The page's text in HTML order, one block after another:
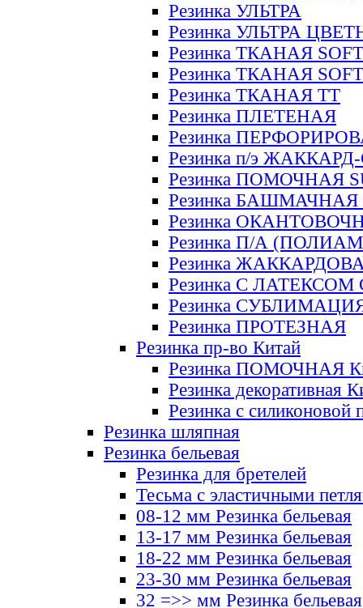
Резинка УЛЬТРА
Резинка УЛЬТРА
Резинка ТКАНАЯ SOFT
Резинка ТКАНАЯ
Резинка ТКАНАЯ ТТ
Резинка ПЛЕТЕНАЯ
Резинка
Резинка п/э
Резинка ПОМОЧНАЯ
Резинка БАШМАЧНАЯ
Резинка
Резинка П/А
Резинка
Резинка С ЛАТЕКСОМ
Резинка
Резинка ПРОТЕЗНАЯ
Резинка пр-во Китай
Резинка ПОМОЧНАЯ
Резинка декоративная
Резинка с силиконовой
Резинка шляпная
Резинка бельевая
Резинка для бретелей
Тесьма с эластичными
08-12 мм Резинка бельевая
13-17 мм Резинка бельевая
18-22 мм Резинка бельевая
23-30 мм Резинка бельевая
32 =>> мм Резинка бельевая